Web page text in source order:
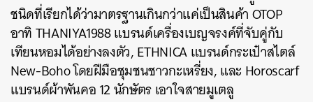
ชนิดที่เรียกได้ว่ามาตรฐานเกินกว่าแค่เป็นสินค้า OTOP
อาทิ THANIYA1988 แบรนด์เครื่องเบญจรงค์ที่จับคู่กับ
เทียนหอมได้อย่างลงตัว, ETHNICA แบรนด์กระเป๋าสไตล์
New-Boho โดยฝีมือชุมชนชาวกะเหรี่ยง, และ Horoscarf
แบรนด์ผ้าพันคอ 12 นักษัตร เอาใจสายมูเตลู